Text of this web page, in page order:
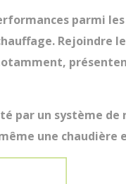
parmi
Rejoindre
par un système
une chaudière